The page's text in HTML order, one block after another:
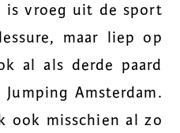
is vroeg uit de sport
maar liep op
al als derde paard
Amsterdam.
ook misschien al zo